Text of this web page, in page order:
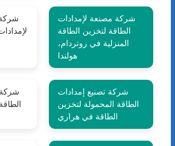
شركة مصنعة لإمدادات
الطاقة لتخزين الطاقة
المنزلية في روتردام،
هولندا
شركة تصنيع إمدادات
الطاقة المحمولة لتخزين
الطاقة في هراري